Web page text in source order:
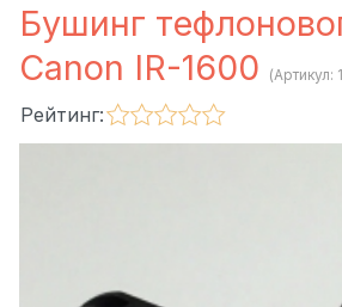
Бушинг
Canon IR-1600
(Артикул:
Рейтинг: